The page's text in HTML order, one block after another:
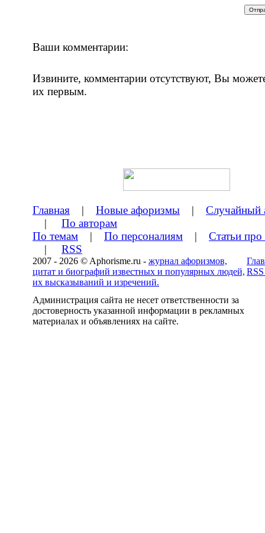
Ваши комментарии:
Извините, комментарии отсутствуют, Вы
их первым.
Главная | Новые афоризмы | Случайный
| По авторам
По темам | По персоналиям | Статьи
| RSS
2007 - 2026 © Aphorisme.ru - журнал афоризмов,
цитат и биографий известных и популярных людей,
их высказываний и изречений.
Администрация сайта не несет ответственности за
достоверность указанной информации в рекламных
материалах и объявлениях на сайте.